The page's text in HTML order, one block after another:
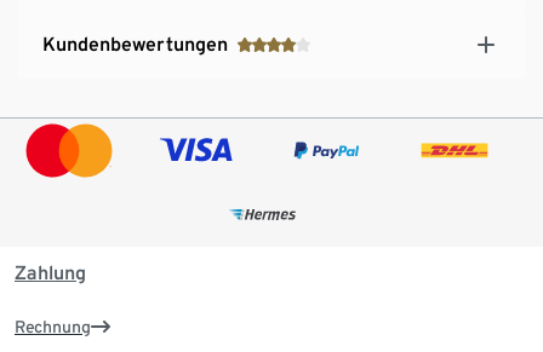
Kundenbewertungen
Zahlung
Rechnung